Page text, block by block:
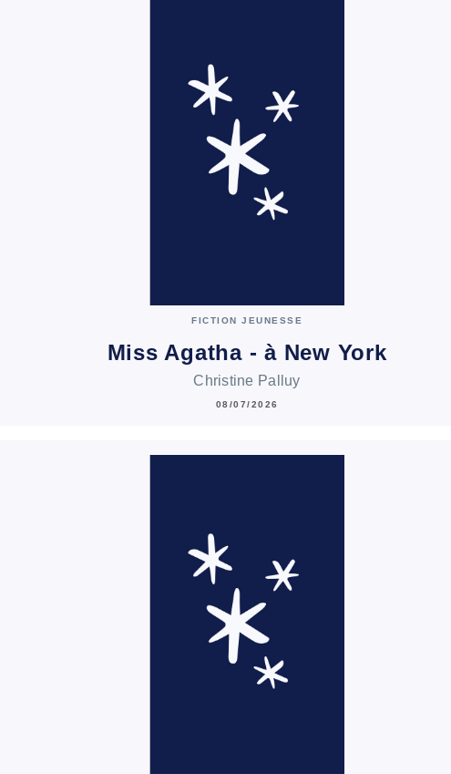
FICTION JEUNESSE
Miss Agatha - à New York
Christine Palluy
08/07/2026